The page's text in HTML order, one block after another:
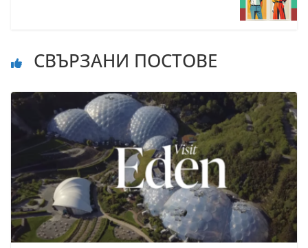
СВЪРЗАНИ ПОСТОВЕ